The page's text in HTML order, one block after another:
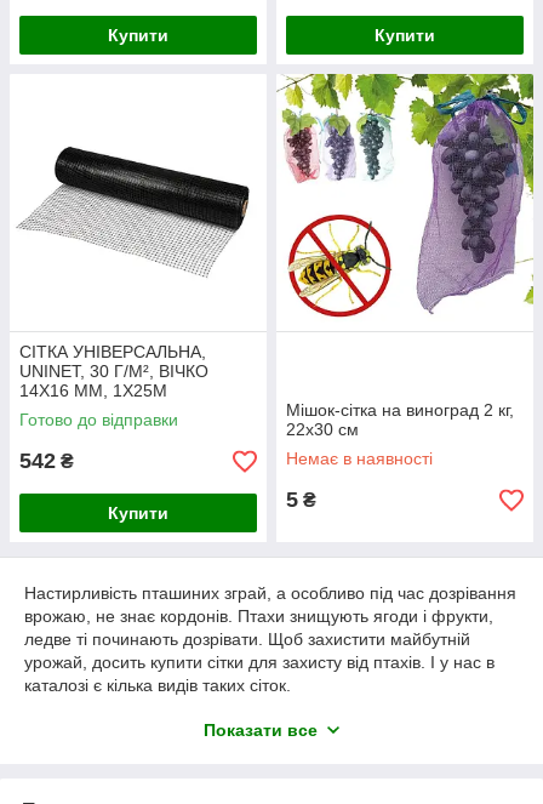
Купити Купити
СІТКА УНІВЕРСАЛЬНА,
UNINET, 30 Г/М², ВІЧКО
14Х16 ММ, 1Х25М
Готово до відправки
542 ₴
Купити
Мішок-сітка на виноград 2 кг,
22х30 см
Немає в наявності
5 ₴
Настирливість пташиних зграй, а особливо під час дозрівання
врожаю, не знає кордонів. Птахи знищують ягоди і фрукти,
ледве ті починають дозрівати. Щоб захистити майбутній
урожай, досить купити сітки для захисту від птахів. І у нас в
каталозі є кілька видів таких сіток.
2х2 см, що не дозволить птиці пробратися всередину. Якщо
Показати все